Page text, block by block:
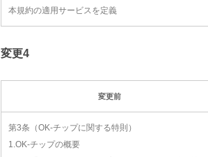
本規約の適用サービスを定義
変更4
変更前
第3条（OK-チップに関する特則）
1.OK-チップの概要